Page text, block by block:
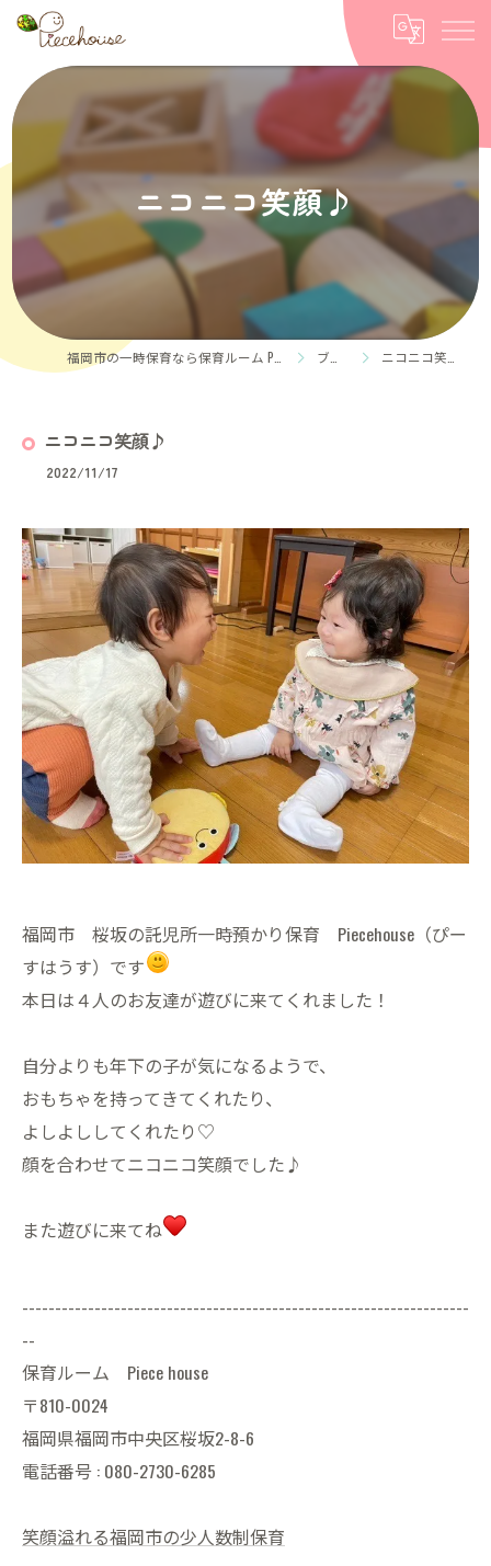
ニコニコ笑顔♪
ブログ ニコニコ笑顔♪
ニコニコ笑顔♪
2022/11/17
福岡市 桜坂の託児所一時預かり保育 Piecehouse（ぴー
すはうす）です
本日は４人のお友達が遊びに来てくれました！
自分よりも年下の子が気になるようで、
おもちゃを持ってきてくれたり、
よしよししてくれたり♡
顔を合わせてニコニコ笑顔でした♪
また遊びに来てね
--------------------------------------------------------------------
--
保育ルーム Piece house
〒810-0024
福岡県福岡市中央区桜坂2-8-6
電話番号 : 080-2730-6285
笑顔溢れる福岡市の少人数制保育